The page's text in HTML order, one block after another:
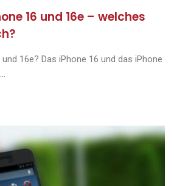
16 und 16e – welches
16e? Das iPhone 16 und das iPhone